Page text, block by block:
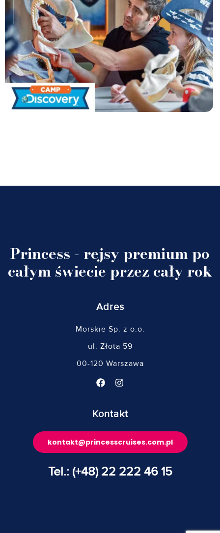
Princess - rejsy premium po
całym świecie przez cały rok
Adres
Morskie Sp. z o.o.
ul. Złota 59
00-120 Warszawa
Kontakt
kontakt@princesscruises.com.pl
Tel.: (+48) 22 222 46 15